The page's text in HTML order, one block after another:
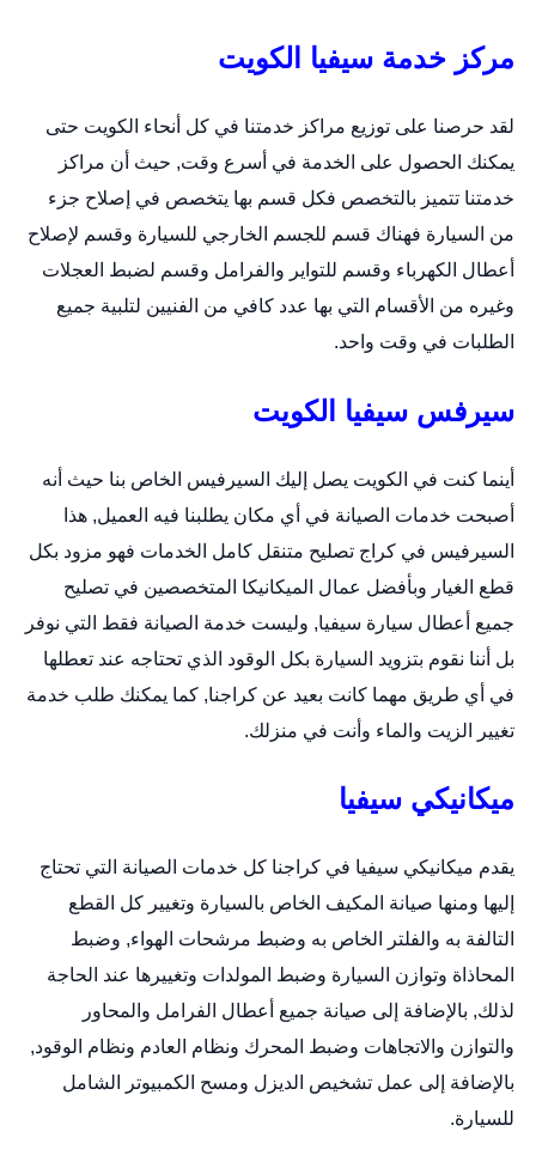
مركز خدمة سيفيا الكويت
لقد حرصنا على توزيع مراكز خدمتنا في كل أنحاء الكويت حتى
يمكنك الحصول على الخدمة في أسرع وقت, حيث أن مراكز
خدمتنا تتميز بالتخصص فكل قسم بها يتخصص في إصلاح جزء
من السيارة فهناك قسم للجسم الخارجي للسيارة وقسم لإصلاح
أعطال الكهرباء وقسم للتواير والفرامل وقسم لضبط العجلات
وغيره من الأقسام التي بها عدد كافي من الفنيين لتلبية جميع
الطلبات في وقت واحد.
سيرفس سيفيا الكويت
أينما كنت في الكويت يصل إليك السيرفيس الخاص بنا حيث أنه
أصبحت خدمات الصيانة في أي مكان يطلبنا فيه العميل, هذا
السيرفيس في كراج تصليح متنقل كامل الخدمات فهو مزود بكل
قطع الغيار وبأفضل عمال الميكانيكا المتخصصين في تصليح
جميع أعطال سيارة سيفيا, وليست خدمة الصيانة فقط التي نوفر
بل أننا نقوم بتزويد السيارة بكل الوقود الذي تحتاجه عند تعطلها
في أي طريق مهما كانت بعيد عن كراجنا, كما يمكنك طلب خدمة
تغيير الزيت والماء وأنت في منزلك.
ميكانيكي سيفيا
يقدم ميكانيكي سيفيا في كراجنا كل خدمات الصيانة التي تحتاج
إليها ومنها صيانة المكيف الخاص بالسيارة وتغيير كل القطع
التالفة به والفلتر الخاص به وضبط مرشحات الهواء, وضبط
المحاذاة وتوازن السيارة وضبط المولدات وتغييرها عند الحاجة
لذلك, بالإضافة إلى صيانة جميع أعطال الفرامل والمحاور
والتوازن والاتجاهات وضبط المحرك ونظام العادم ونظام الوقود,
بالإضافة إلى عمل تشخيص الديزل ومسح الكمبيوتر الشامل
للسيارة.